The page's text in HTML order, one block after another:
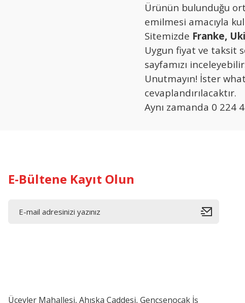
Ürünün bulunduğu
emilmesi amacıyla
Sitemizde Franke,
Uygun fiyat ve taksit
sayfamızı
Unutmayın! İster
cevaplandırılacaktır.
Aynı zamanda 0 224
E-Bültene Kayıt Olun
Üçevler Mahallesi, Ahıska Caddesi, Gençşenocak İş